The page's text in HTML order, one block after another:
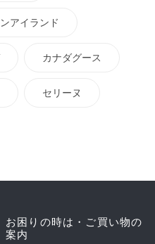
アイランド
カナダグース
セリーヌ
お困りの時は・ご買い物の
案内